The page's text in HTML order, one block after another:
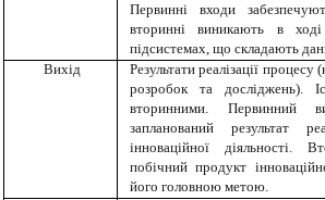
Первинні входи
вторинні виникають в
підсистемах, що складають
Вихід
Результати реалізації процесу
розробок та досліджень).
вторинними.
запланований результат
інноваційної
побічний продукт
його головною метою.